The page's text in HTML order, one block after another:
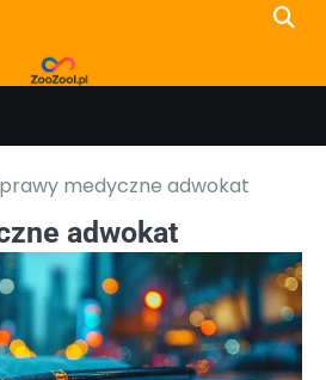
medyczne adwokat
adwokat